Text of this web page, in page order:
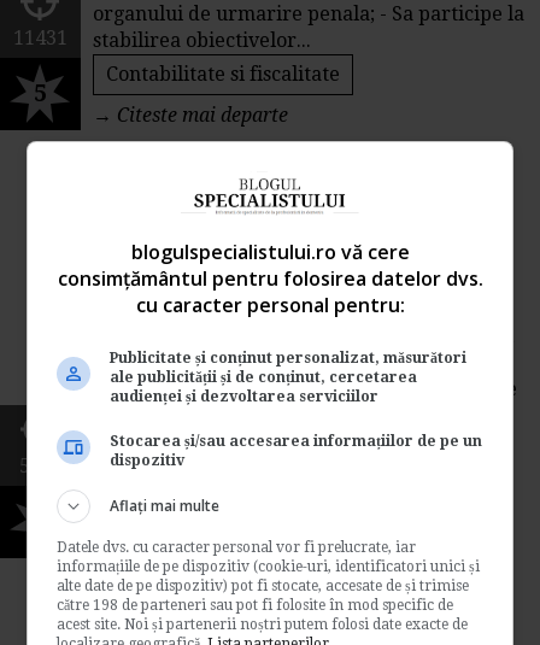
organului de urmarire penala; - Sa participe la
stabilirea obiectivelor...
Contabilitate si fiscalitate
→ Citeste mai departe
11431
5
Acordarea concediului fara
deWww.legislatiamuncii.ro
Intrebare Se pot trimite in concediu
care datorita caracterului sezonier al
activitatii firmei, in perioada februarie - iunie
poate descurca cu 50 % din efectiv. Solutia
specialistului Reglementand...
Legislatia muncii
→Citeste mai departe
5691
Serviciile de medicina a
blogulspecialistului.ro vă cere
consimțământul pentru folosirea datelor dvs.
cu caracter personal pentru:
Publicitate și conținut personalizat, măsurători
ale publicității și de conținut, cercetarea
audienței și dezvoltarea serviciilor
Stocarea și/sau accesarea informațiilor de pe un
dispozitiv
Aflați mai multe
Datele dvs. cu caracter personal vor fi prelucrate, iar
informațiile de pe dispozitiv (cookie-uri, identificatori unici și
alte date de pe dispozitiv) pot fi stocate, accesate de și trimise
către 198 de parteneri sau pot fi folosite în mod specific de
acest site. Noi și partenerii noștri putem folosi date exacte de